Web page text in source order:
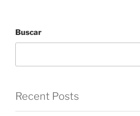
Buscar
Recent Posts